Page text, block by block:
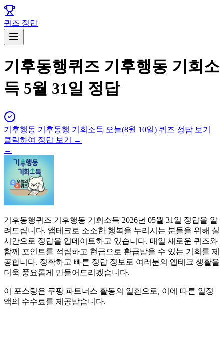
퀴즈 정답
기후동행퀴즈 기후행동 기회소
득 5월 31일 정답
기후행동 기후동행 기회소득 오늘(8월 10일) 퀴즈 정답 보기
클릭하여 정답 보기 →
→
기후동행퀴즈 기후행동 기회소득 2026년 05월 31일 정답을 알
려드립니다. 앱테크로 소소한 행복을 누리시는 분들을 위해 실
시간으로 정답을 업데이트하고 있습니다. 매일 새로운 퀴즈와
함께 포인트를 적립하고 현금으로 환급받을 수 있는 기회를 제
공합니다. 정확하고 빠른 정답 정보로 여러분의 앱테크 생활을
더욱 풍요롭게 만들어드리겠습니다.
이 포스팅은 쿠팡 파트너스 활동의 일환으로, 이에 따른 일정
액의 수수료를 제공받습니다.